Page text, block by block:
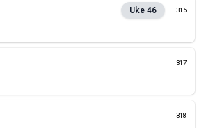
Uke46 316
317
318